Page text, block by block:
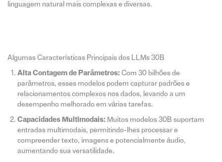
linguagem natural mais complexas e diversas.
Algumas Características Principais dos LLMs 30B
Alta Contagem de Parâmetros: Com 30 bilhões de
parâmetros, esses modelos podem capturar padrões e
relacionamentos complexos nos dados, levando a um
desempenho melhorado em várias tarefas.
Capacidades Multimodais: Muitos modelos 30B suportam
entradas multimodais, permitindo-lhes processar e
compreender texto, imagens e potencialmente áudio,
aumentando sua versatilidade.